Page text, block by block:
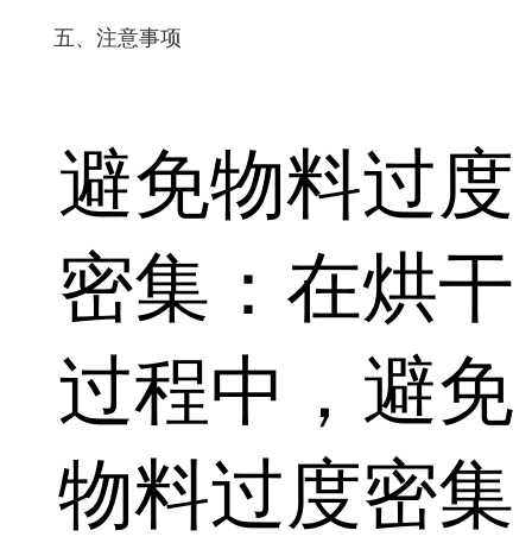
五、注意事项
避免物料过度
密集：在烘干
过程中，避免
物料过度密集